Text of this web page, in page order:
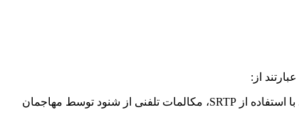
از:
این پروتکل برای رمزنگاری ترافیک صوتی و تصویری در #تجهیزات_ویپ استفاده می‌شود. با استفاده از SRTP، مکالمات تلفنی از شنود توسط مهاجمان